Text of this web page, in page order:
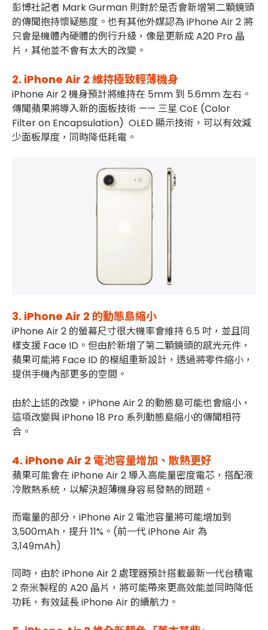
彭博社記者 Mark Gurman 則對於是否會新增第二顆鏡頭
的傳聞抱持懷疑態度。也有其他外媒認為 iPhone Air 2 將
只會是機體內硬體的例行升級，像是更新成 A20 Pro 晶
片，其他並不會有太大的改變。
2. iPhone Air 2 維持極致輕薄機身
iPhone Air 2 機身預計將維持在 5mm 到 5.6mm 左右。
傳聞蘋果將導入新的面板技術 —— 三星 CoE (Color
Filter on Encapsulation) OLED 顯示技術，可以有效減
少面板厚度，同時降低耗電。
3. iPhone Air 2 的動態島縮小
iPhone Air 2 的螢幕尺寸很大機率會維持 6.5 吋，並且同
樣支援 Face ID。但由於新增了第二顆鏡頭的感光元件，
蘋果可能將 Face ID 的模組重新設計，透過將零件縮小，
提供手機內部更多的空間。
由於上述的改變，iPhone Air 2 的動態島可能也會縮小，
這項改變與 iPhone 18 Pro 系列動態島縮小的傳聞相符
合。
4. iPhone Air 2 電池容量增加、散熱更好
蘋果可能會在 iPhone Air 2 導入高能量密度電芯，搭配液
冷散熱系統，以解決超薄機身容易發熱的問題。
而電量的部分，iPhone Air 2 電池容量將可能增加到
3,500mAh，提升 11%。(前一代 iPhone Air 為
3,149mAh)
同時，由於 iPhone Air 2 處理器預計搭載最新一代台積電
2 奈米製程的 A20 晶片，將可能帶來更高效能並同時降低
功耗，有效延長 iPhone Air 的續航力。